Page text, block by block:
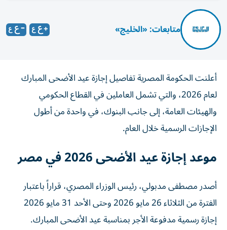
متابعات: «الخليج»
أعلنت الحكومة المصرية تفاصيل إجازة عيد الأضحى المبارك
لعام 2026، والتي تشمل العاملين في القطاع الحكومي
والهيئات العامة، إلى جانب البنوك، في واحدة من أطول
الإجازات الرسمية خلال العام.
موعد إجازة عيد الأضحى 2026 في مصر
أصدر مصطفى مدبولي، رئيس الوزراء المصري، قراراً باعتبار
الفترة من الثلاثاء 26 مايو 2026 وحتى الأحد 31 مايو 2026
إجازة رسمية مدفوعة الأجر بمناسبة عيد الأضحى المبارك.